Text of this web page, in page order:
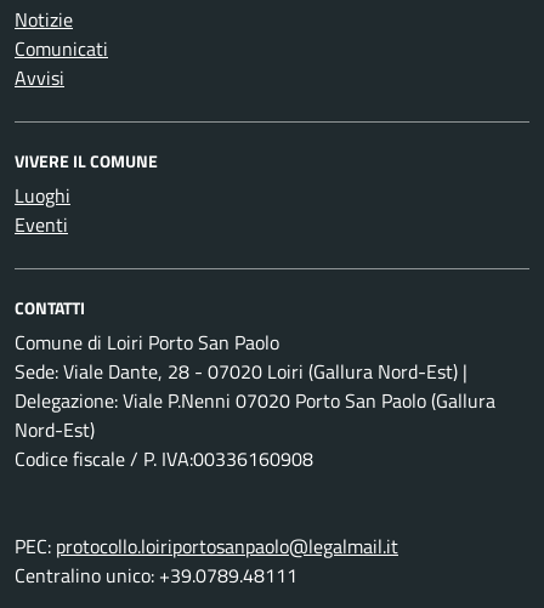
Notizie
Comunicati
Avvisi
VIVERE IL COMUNE
Luoghi
Eventi
CONTATTI
Comune di Loiri Porto San Paolo
Sede: Viale Dante, 28 - 07020 Loiri (Gallura Nord-Est) |
Delegazione: Viale P.Nenni 07020 Porto San Paolo (Gallura
Nord-Est)
Codice fiscale / P. IVA:00336160908
PEC: protocollo.loiriportosanpaolo@legalmail.it
Centralino unico: +39.0789.48111